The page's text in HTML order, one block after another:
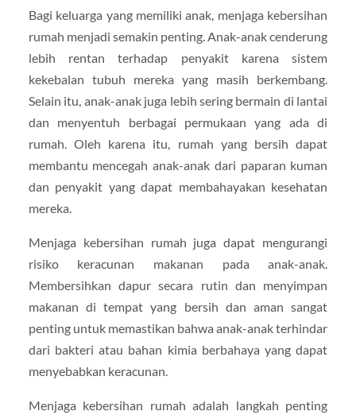
Bagi keluarga yang memiliki anak, menjaga kebersihan
rumah menjadi semakin penting. Anak-anak cenderung
lebih rentan terhadap penyakit karena sistem
kekebalan tubuh mereka yang masih berkembang.
Selain itu, anak-anak juga lebih sering bermain di lantai
dan menyentuh berbagai permukaan yang ada di
rumah. Oleh karena itu, rumah yang bersih dapat
membantu mencegah anak-anak dari paparan kuman
dan penyakit yang dapat membahayakan kesehatan
mereka.
Menjaga kebersihan rumah juga dapat mengurangi
risiko keracunan makanan pada anak-anak.
Membersihkan dapur secara rutin dan menyimpan
makanan di tempat yang bersih dan aman sangat
penting untuk memastikan bahwa anak-anak terhindar
dari bakteri atau bahan kimia berbahaya yang dapat
menyebabkan keracunan.
Menjaga kebersihan rumah adalah langkah penting